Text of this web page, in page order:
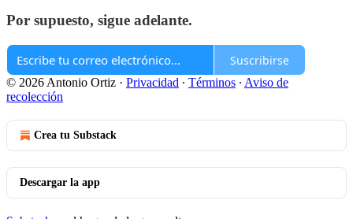
Por supuesto, sigue adelante.
Suscribirse
© 2026 Antonio Ortiz · Privacidad ∙ Términos ∙ Aviso de
recolección
Crea tu Substack
Descargar la app